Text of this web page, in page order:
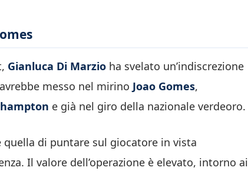
Gianluca Di Marzio ha svelato un’indiscrezione
messo nel mirino Joao Gomes,
e già nel giro della nazionale verdeoro.
quella di puntare sul giocatore in vista
Il valore dell’operazione è elevato, intorno ai